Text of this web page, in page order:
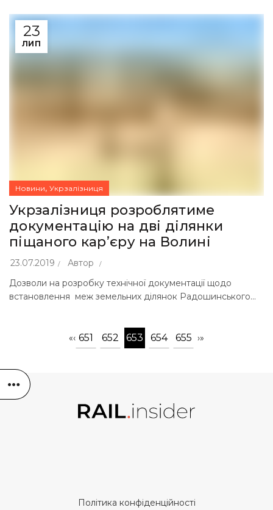
23
ЛИП
Новини, Укрзалізниця
Укрзалізниця розроблятиме
документацію на дві ділянки
піщаного кар’єру на Волині
23.07.2019
Автор
Дозволи на розробку технічної документації щодо
встановлення меж земельних ділянок Радошинського...
«‹ 651 652 653 654 655 ›»
Політика конфіденційності